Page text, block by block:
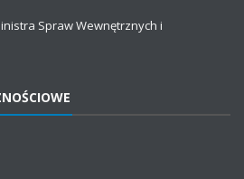
Spraw Wewnętrznych i